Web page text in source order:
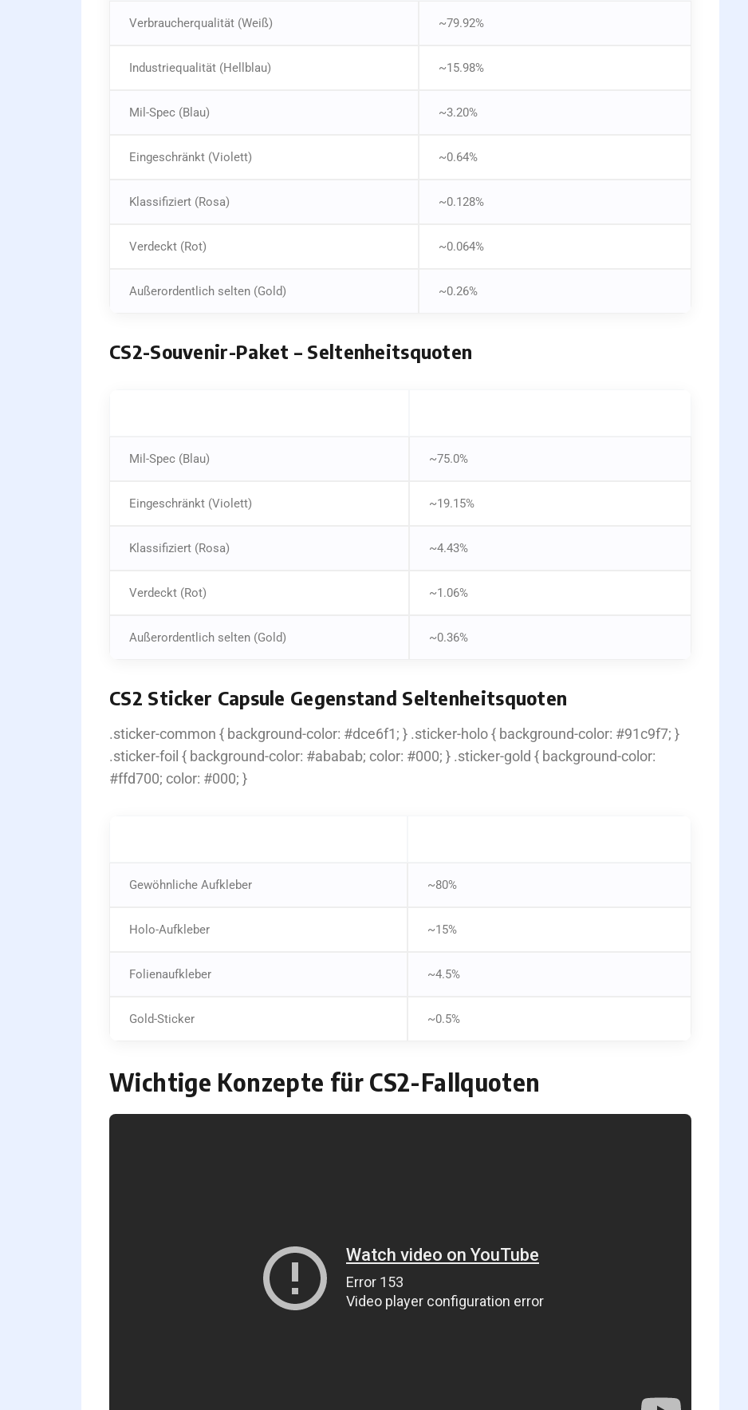
Verbraucherqualität (Weiß) ~79.92%
Industriequalität (Hellblau) ~15.98%
Mil-Spec (Blau) ~3.20%
Eingeschränkt (Violett) ~0.64%
Klassifiziert (Rosa) ~0.128%
Verdeckt (Rot) ~0.064%
Außerordentlich selten (Gold) ~0.26%
CS2-Souvenir-Paket – Seltenheitsquoten
Mil-Spec (Blau) ~75.0%
Eingeschränkt (Violett) ~19.15%
Klassifiziert (Rosa) ~4.43%
Verdeckt (Rot) ~1.06%
Außerordentlich selten (Gold) ~0.36%
CS2 Sticker Capsule Gegenstand Seltenheitsquoten
.sticker-common { background-color: #dce6f1; } .sticker-holo { background-color: #91c9f7; }
.sticker-foil { background-color: #ababab; color: #000; } .sticker-gold { background-color:
#ffd700; color: #000; }
Gewöhnliche Aufkleber ~80%
Holo-Aufkleber ~15%
Folienaufkleber ~4.5%
Gold-Sticker ~0.5%
Wichtige Konzepte für CS2-Fallquoten